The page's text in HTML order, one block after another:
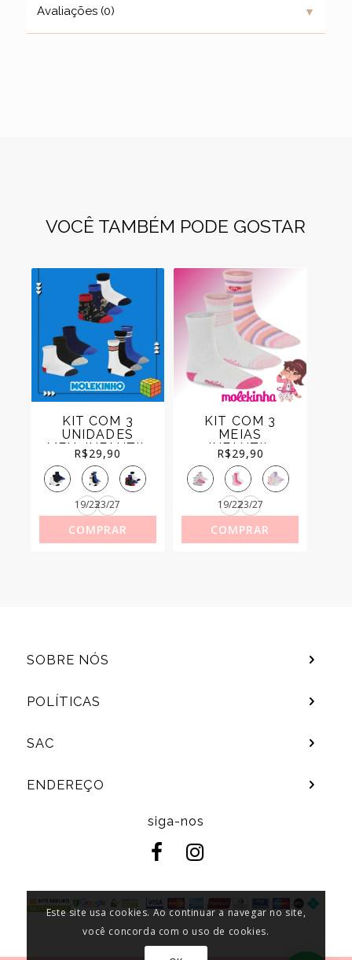
Avaliações (0) ▼
VOCÊ TAMBÉM PODE GOSTAR
KIT COM 3
UNIDADES
MEIA INFANTIL
MENINO
MOLEKINHO
REF.2199.1
R$29,90
19/2323/27
COMPRAR
KIT COM 3
MEIAS
INFANTIL
MENINA
MOLEKINHA
REF.2799.1
R$29,90
19/2223/27
COMPRAR
SOBRE NÓS
POLÍTICAS
SAC
ENDEREÇO
siga-nos
Este site usa cookies. Ao continuar a navegar no site,
você concorda com o uso de cookies.